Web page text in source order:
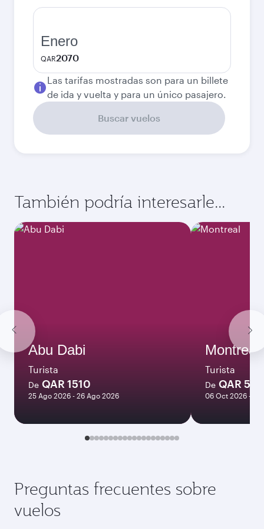
Enero
QAR2070
Las tarifas mostradas son para un billete
de ida y vuelta y para un único pasajero.
Buscar vuelos
También podría interesarle...
Abu Dabi
Turista
De QAR 1510
25 Ago 2026 - 26 Ago 2026
Montreal
Turista
De QAR
06 Oct 2026 - 04
Preguntas frecuentes sobre
vuelos